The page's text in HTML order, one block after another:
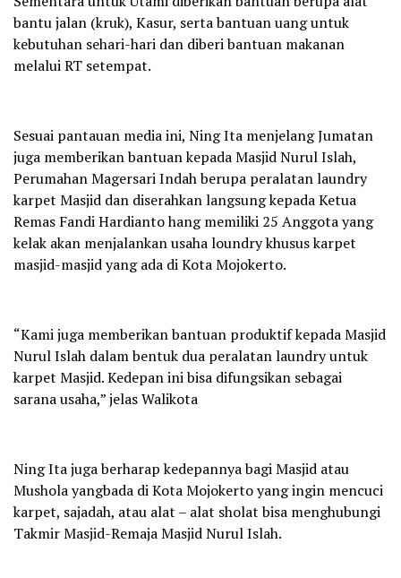
bantu jalan (kruk), Kasur, serta bantuan uang untuk
kebutuhan sehari-hari dan diberi bantuan makanan
melalui RT setempat.
Sesuai pantauan media ini, Ning Ita menjelang Jumatan
juga memberikan bantuan kepada Masjid Nurul Islah,
Perumahan Magersari Indah berupa peralatan laundry
karpet Masjid dan diserahkan langsung kepada Ketua
Remas Fandi Hardianto hang memiliki 25 Anggota yang
kelak akan menjalankan usaha loundry khusus karpet
masjid-masjid yang ada di Kota Mojokerto.
“Kami juga memberikan bantuan produktif kepada Masjid
Nurul Islah dalam bentuk dua peralatan laundry untuk
karpet Masjid. Kedepan ini bisa difungsikan sebagai
sarana usaha,” jelas Walikota
Ning Ita juga berharap kedepannya bagi Masjid atau
Mushola yangbada di Kota Mojokerto yang ingin mencuci
karpet, sajadah, atau alat – alat sholat bisa menghubungi
Takmir Masjid-Remaja Masjid Nurul Islah.